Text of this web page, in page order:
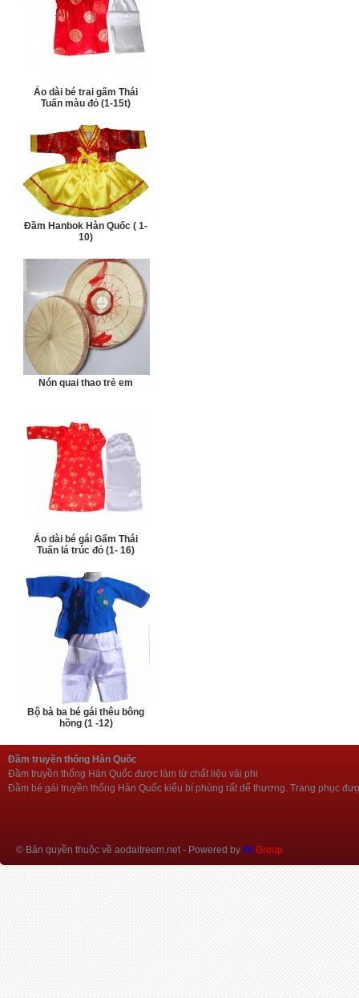
Đầm truyền thống Hàn Quốc
Đầm truyền thống Hàn Quốc được làm từ chất liệu vải phi
Đầm bé gái truyền thống Hàn Quốc kiểu bí phùng rất dể thương. Trang phục
Áo dài bé trai gấm Thái
Tuấn màu đỏ (1-15t)
Đầm Hanbok Hàn Quốc ( 1-
10)
Nón quai thao trẻ em
Áo dài bé gái Gấm Thái
Tuấn lá trúc đỏ (1- 16)
Bộ bà ba bé gái thêu bông
hồng (1 -12)
© Bản quyền thuộc về aodaitreem.net- Powered by IM Group